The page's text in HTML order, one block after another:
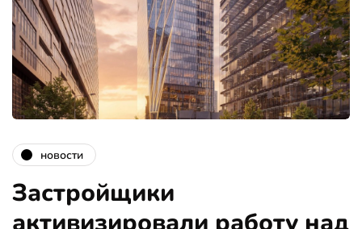
новости
Застройщики